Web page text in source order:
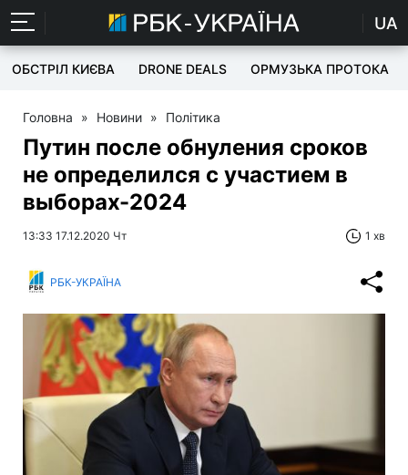
UA
ОБСТРІЛ КИЄВА DRONE DEALS ОРМУЗЬКА ПРОТОКА
Головна » Новини » Політика
Путин после обнуления сроков
не определился с участием в
выборах-2024
13:33 17.12.2020 Чт 1 хв
РБК-УКРАЇНА